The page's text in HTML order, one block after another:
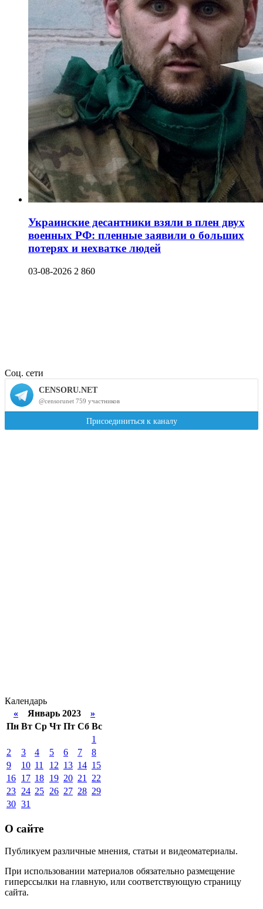
Украинские десантники взяли в плен двух
военных РФ: пленные заявили о больших
потерях и нехватке людей
03-08-2026 2 860
Соц. сети
Календарь
« Январь 2023 »
Пн Вт Ср Чт Пт Сб Вс
1
2
3 4 5 6 7
8
9
10 11 12 13 14 15
16 17 18 19 20 21
22
23 24 25 26 27 28 29
30 31
О сайте
Публикуем различные мнения, статьи и видеоматериалы.
При использовании материалов обязательно размещение
гиперссылки на главную, или соответствующую страницу
сайта.